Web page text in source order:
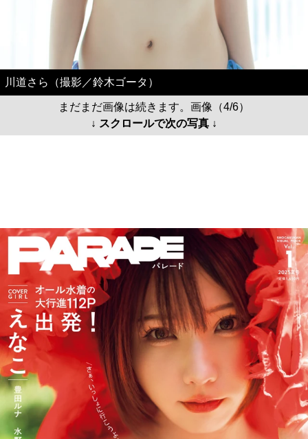
川道さら（撮影／鈴木ゴータ）
まだまだ画像は続きます。画像（4/6）
↓ スクロールで次の写真 ↓